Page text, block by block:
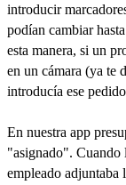
introducir
podían cambiar
esta manera, si un
en un cámara (ya te
introducía ese
En nuestra app
"asignado". Cuando
empleado adjuntaba